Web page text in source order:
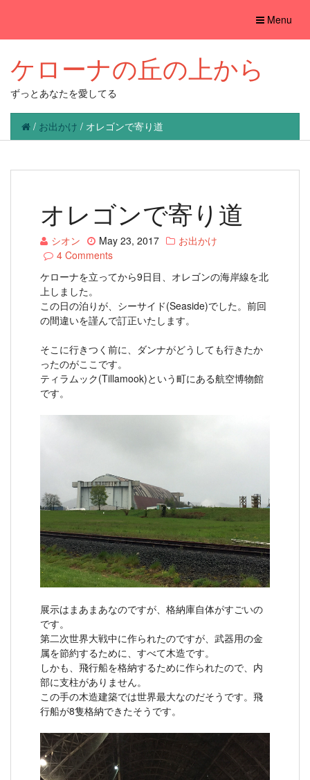
Toggle
Menu
ケローナの丘の上から
ずっとあなたを愛してる
/ お出かけ / オレゴンで寄り道
オレゴンで寄り道
シオン May 23, 2017
お出かけ
4 Comments
ケローナを立ってから9日目、オレゴンの海岸線を北
上しました。
この日の泊りが、シーサイド(Seaside)でした。前回
の間違いを謹んで訂正いたします。
そこに行きつく前に、ダンナがどうしても行きたか
ったのがここです。
ティラムック(Tillamook)という町にある航空博物館
です。
展示はまあまあなのですが、格納庫自体がすごいの
です。
第二次世界大戦中に作られたのですが、武器用の金
属を節約するために、すべて木造です。
しかも、飛行船を格納するために作られたので、内
部に支柱がありません。
この手の木造建築では世界最大なのだそうです。飛
行船が8隻格納できたそうです。